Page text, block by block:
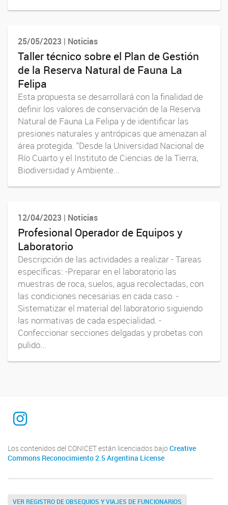
25/05/2023 | Noticias
Taller técnico sobre el Plan de Gestión
de la Reserva Natural de Fauna La
Felipa
Esta propuesta se desarrollará con la finalidad de
definir los valores de conservación de la Reserva
Natural de Fauna La Felipa y de identificar las
presiones naturales y antrópicas que amenazan al
área protegida. “Desde la Universidad Nacional de
Río Cuarto y el Instituto de Ciencias de la Tierra,
Biodiversidad y Ambiente...
12/04/2023 | Noticias
Profesional Operador de Equipos y
Laboratorio
Descripción de las actividades a realizar - Tareas
específicas: -Preparar en el laboratorio las
muestras de roca, suelos, agua recolectadas, con
las condiciones necesarias en cada caso. -
Sistematizar el material del laboratorio siguiendo
las normativas de cada especialidad. -
Confeccionar secciones delgadas y probetas con
pulido...
Instagram
Los contenidos del CONICET están licenciados bajo Creative
Commons Reconocimiento 2.5 Argentina License
VER REGISTRO DE OBSEQUIOS Y VIAJES DE FUNCIONARIOS